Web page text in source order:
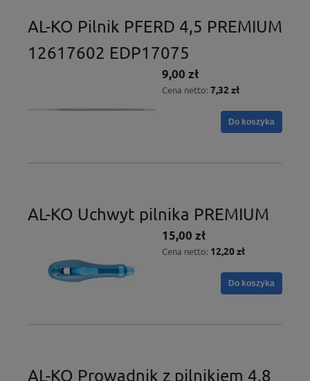
AL-KO Pilnik PFERD 4,5 PREMIUM
12617602 EDP17075
9,00 zł
Cena netto: 7,32 zł
Do koszyka
AL-KO Uchwyt pilnika PREMIUM
15,00 zł
Cena netto: 12,20 zł
Do koszyka
AL-KO Prowadnik z pilnikiem 4,8